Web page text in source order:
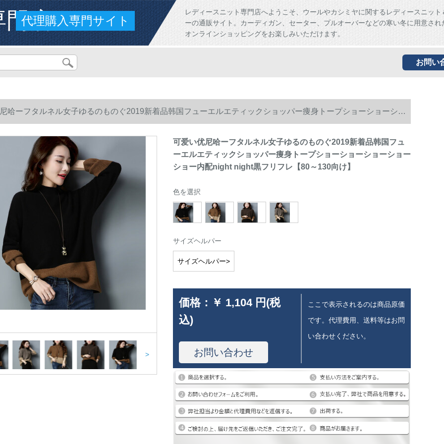
店
代理購入専門サイト
レディースニット専門店へようこそ、ウールやカシミヤに関するレディースニット
ーの通販サイト。カーディガン、セーター、プルオーバーなどの寒い冬に用意され
オンラインショッピングをお楽しみいただけます。
お問い
哈ーフタルネル女子ゆるのものぐ2019新着品韩国フューエルエティックショッパー痩身トープショーショーショ
ー内配night night黒フリフレ【80～130向け】
>
可爱い优尼哈ーフタルネル女子ゆるのものぐ2019新着品韩国フュ
ーエルエティックショッパー痩身トープショーショーショーショー
ショー内配night night黒フリフレ【80～130向け】
色を選択
サイズヘルパー
サイズヘルパー>
価格： ￥ 1,104 円(税
込)
お問い合わせ
ここで表示されるのは商品原価
です。代理費用、送料等はお問
い合わせください。